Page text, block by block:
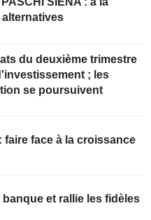
du deuxième trimestre
; les
se poursuivent
faire face à la croissance
banque et rallie les fidèles